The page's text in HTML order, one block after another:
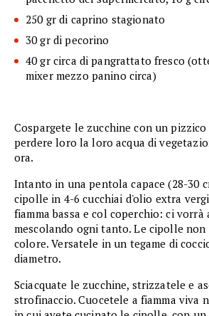
250 gr di caprino stagionato
30 gr di pecorino
40 gr circa di pangrattato fresco
mixer mezzo panino circa)
Cospargete le zucchine con un
perdere loro la loro acqua di
ora.
Intanto in una pentola capace (28-30
cipolle in 4-6 cucchiai d'olio extra
fiamma bassa e col coperchio: ci vorrà
mescolando ogni tanto. Le cipolle non
colore. Versatele in un tegame di
diametro.
Sciacquate le zucchine, strizzatele e
strofinaccio. Cuocetele a fiamma viva